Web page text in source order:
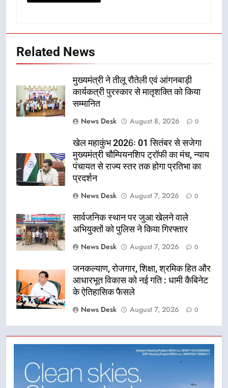
Related News
मुख्यमंत्री ने तीलू रौतेली एवं आंगनबाड़ी
कार्यकत्री पुरस्कार से मातृशक्ति को किया
सम्मानित
News Desk
August 8, 2026 0
खेल महाकुंभ 2026ः 01 सितंबर से सजेगा
मुख्यमंत्री चौम्पियनशिप ट्रॉफी का मंच, न्याय
पंचायत से राज्य स्तर तक होगा प्रतिभा का
प्रदर्शन
News Desk
August 7, 2026 0
सार्वजनिक स्थान पर जुआ खेलने वाले
अभियुक्तों को पुलिस ने किया गिरफ्तार
News Desk
August 7, 2026 0
जनकल्याण, रोजगार, शिक्षा, श्रमिक हित और
आधारभूत विकास को नई गति : धामी कैबिनेट
के ऐतिहासिक फैसले
News Desk
August 7, 2026 0